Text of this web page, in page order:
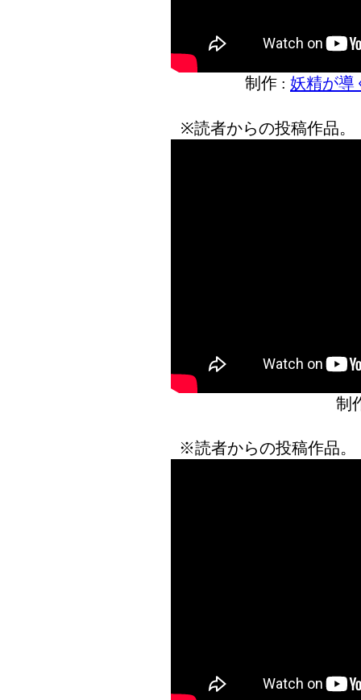
制作 : 妖精が導
※読者からの投稿作品
制
※読者からの投稿作品